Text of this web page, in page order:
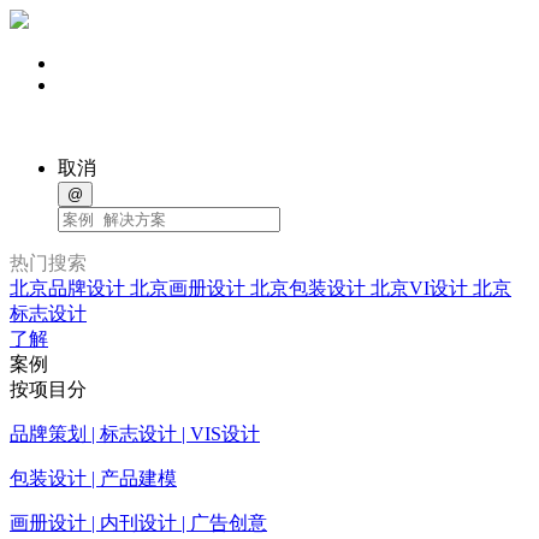
取消
@
热门搜索
北京品牌设计 北京画册设计 北京包装设计 北京VI设计 北京
标志设计
了解
案例
按项目分
品牌策划 | 标志设计 | VIS设计
包装设计 | 产品建模
画册设计 | 内刊设计 | 广告创意